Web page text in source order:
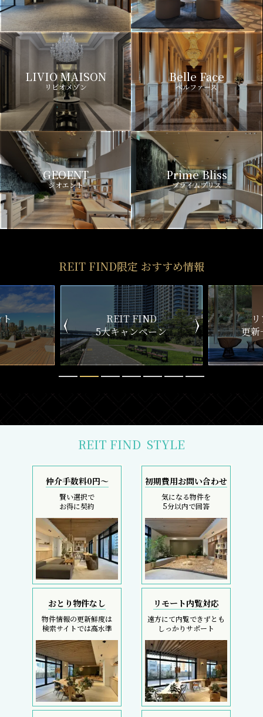
LIVIO MAISON
リビオメゾン
Belle Face
ベルファース
GEOENT
ジオエント
Prime Bliss
プライムブリス
REIT FIND限定 おすすめ情報
ン
リアルタイム
更新一覧チェック
新
REIT FIND STYLE
仲介手数料0円～
賢い選択で
お得に契約
初期費用お問い合わせ
気になる物件を
5分以内で回答
おとり物件なし
物件情報の更新鮮度は
検索サイトでは高水準
リモート内覧対応
遠方にて内覧できずとも
しっかりサポート